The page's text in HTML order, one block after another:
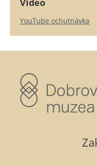
YouTube ochutnávka